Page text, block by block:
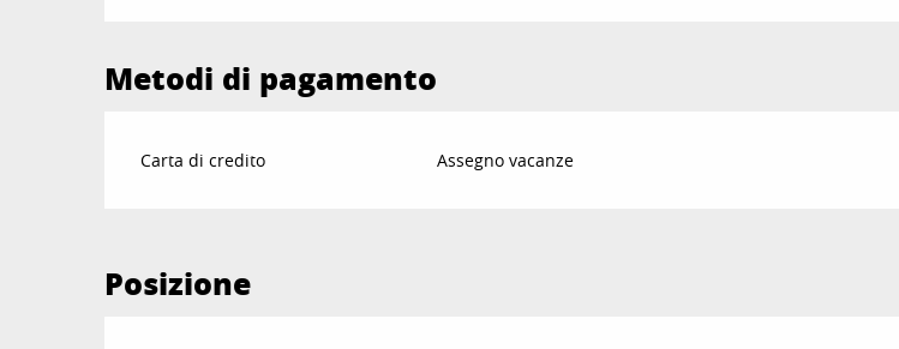
Metodi di pagamento
Carta di credito Assegno vacanze
Posizione